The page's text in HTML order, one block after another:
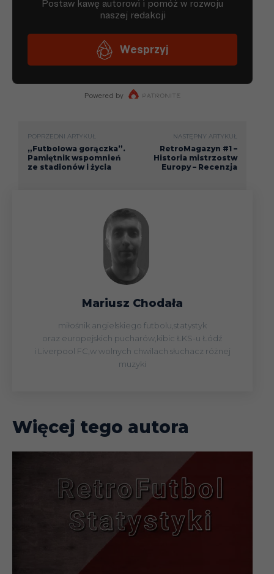
POPRZEDNI ARTYKUŁ
„Futbolowa gorączka”.
Pamiętnik wspomnień
ze stadionów i życia
NASTĘPNY ARTYKUŁ
RetroMagazyn #1 –
Historia mistrzostw
Europy – Recenzja
Mariusz Chodała
miłośnik angielskiego futbolu,statystyk
oraz europejskich pucharów,kibic ŁKS-u Łódź
i Liverpool FC,w wolnych chwilach słuchacz różnej
muzyki
Więcej tego autora